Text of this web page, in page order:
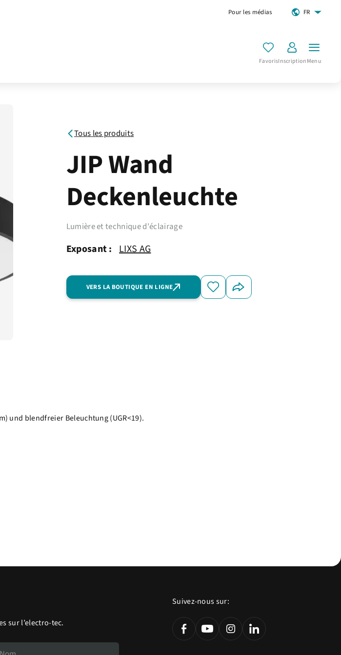
Pour les médias FR
FavorisInscriptionMenu
Tous les produits
JIP Wand
Deckenleuchte
Lumière et technique d'éclairage
Exposant : LIXS AG
VERS LA BOUTIQUE EN LIGNE
und blendfreier Beleuchtung (UGR<19).
sur l’electro-tec.
Suivez-nous sur: